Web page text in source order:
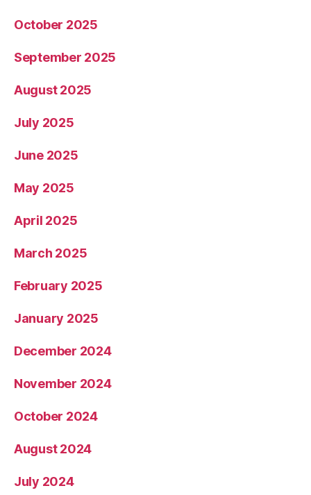
October 2025
September 2025
August 2025
July 2025
June 2025
May 2025
April 2025
March 2025
February 2025
January 2025
December 2024
November 2024
October 2024
August 2024
July 2024